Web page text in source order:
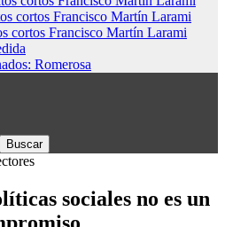
cortos Francisco Martín Larami
cortos Francisco Martín Larami
Romerosa
sociales no es un